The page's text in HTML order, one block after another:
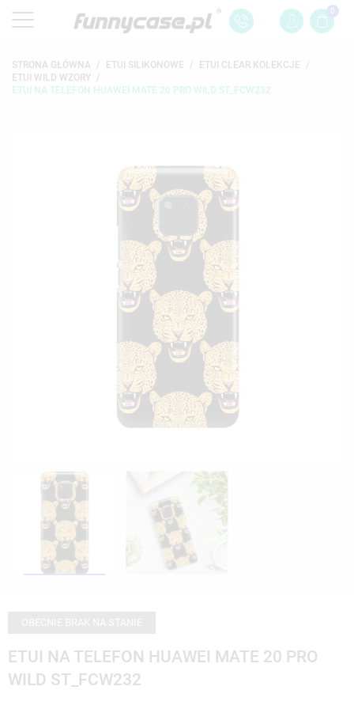
0
STRONA GŁÓWNA ETUI SILIKONOWE
ETUI CLEAR KOLEKCJE
ETUI WILD WZORY
ETUI NA TELEFON HUAWEI MATE 20 PRO WILD ST_FCW232
ETUI NA TELEFON HUAWEI MATE 20 PRO
WILD ST_FCW232